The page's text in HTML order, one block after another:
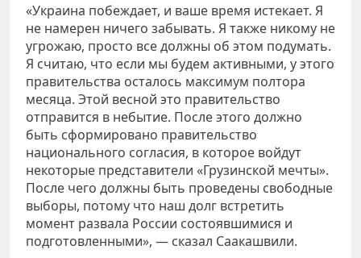
«Украина побеждает, и ваше время истекает. Я
не намерен ничего забывать. Я также никому не
угрожаю, просто все должны об этом подумать.
Я считаю, что если мы будем активными, у этого
правительства осталось максимум полтора
месяца. Этой весной это правительство
отправится в небытие. После этого должно
быть сформировано правительство
национального согласия, в которое войдут
некоторые представители «Грузинской мечты».
После чего должны быть проведены свободные
выборы, потому что наш долг встретить
момент развала России состоявшимися и
подготовленными», — сказал Саакашвили.